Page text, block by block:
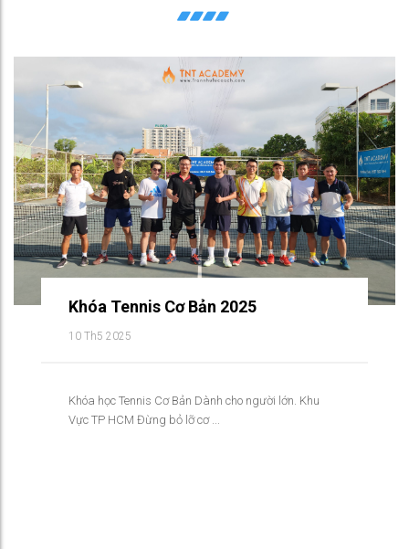
Khóa Tennis Cơ Bản 2025
10 Th5 2025
Khóa học Tennis Cơ Bản Dành cho người lớn. Khu
Vực TP HCM Đừng bỏ lỡ cơ ...